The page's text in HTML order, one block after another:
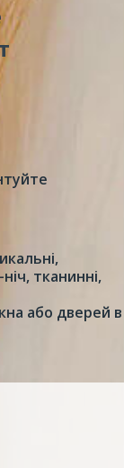
тканинні,
або дверей в